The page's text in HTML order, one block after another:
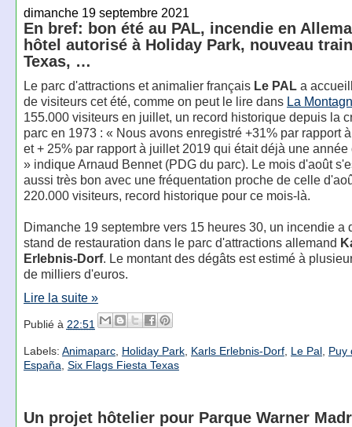
dimanche 19 septembre 2021
En bref: bon été au PAL, incendie en
hôtel autorisé à Holiday Park, nouveau
Texas, …
Le parc d'attractions et animalier français Le PALa
de visiteurs cet été, comme on peut le lire dans La
155.000 visiteurs en juillet, un record historique depuis la
parc en 1973 : « Nous avons enregistré +31% par rapport
et + 25% par rapport à juillet 2019 qui était déjà une année
» indique Arnaud Bennet (PDG du parc). Le mois d'août
aussi très bon avec une fréquentation proche de celle
220.000 visiteurs, record historique pour ce mois-là.
Dimanche 19 septembre vers 15 heures 30, un incendie a
stand de restauration dans le parc d'attractions allemand
Erlebnis-Dorf. Le montant des dégâts est estimé à
de milliers d'euros.
Lire la suite »
Publié à 22:51
Labels: Animaparc, Holiday Park, Karls Erlebnis-Dorf, Le Pal, Puy
España, Six Flags Fiesta Texas
Un projet hôtelier pour Parque Warner